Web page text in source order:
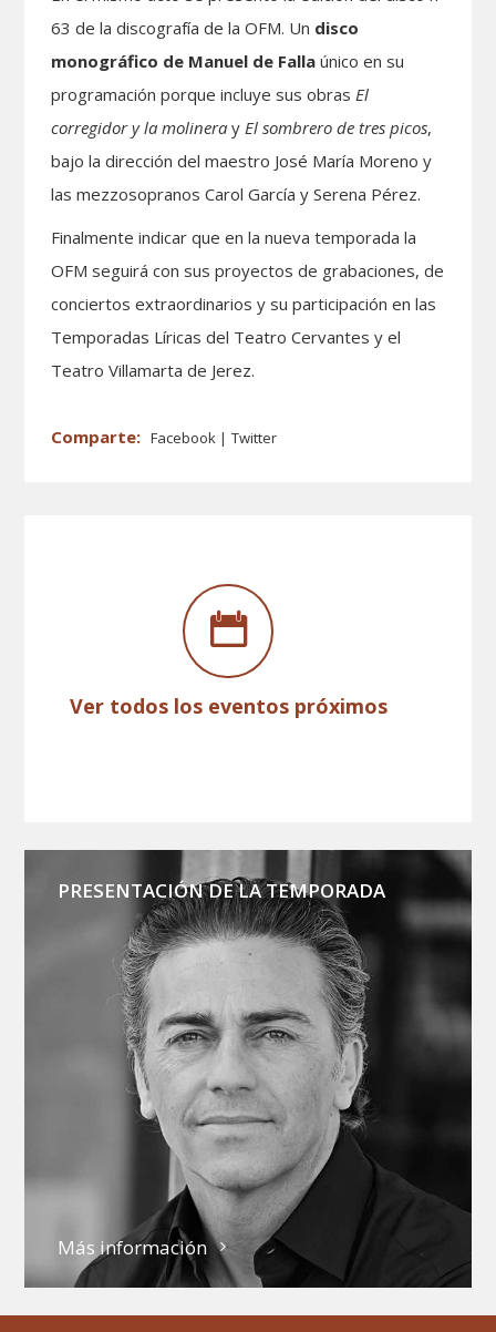
63 de la discografía de la OFM. Un disco
monográfico de Manuel de Falla único en su
programación porque incluye sus obrasEl
corregidor y la molinera yEl sombrero de tres picos,
bajo la dirección del maestro José María Moreno y
las mezzosopranos Carol García y Serena Pérez.
Finalmente indicar que en la nueva temporada la
OFM seguirá con sus proyectos de grabaciones, de
conciertos extraordinarios y su participación en las
Temporadas Líricas del Teatro Cervantes y el
Teatro Villamarta de Jerez.
Facebook Twitter
Ver todos los eventos próximos
PRESENTACIÓN DE LA TEMPORADA
Más información